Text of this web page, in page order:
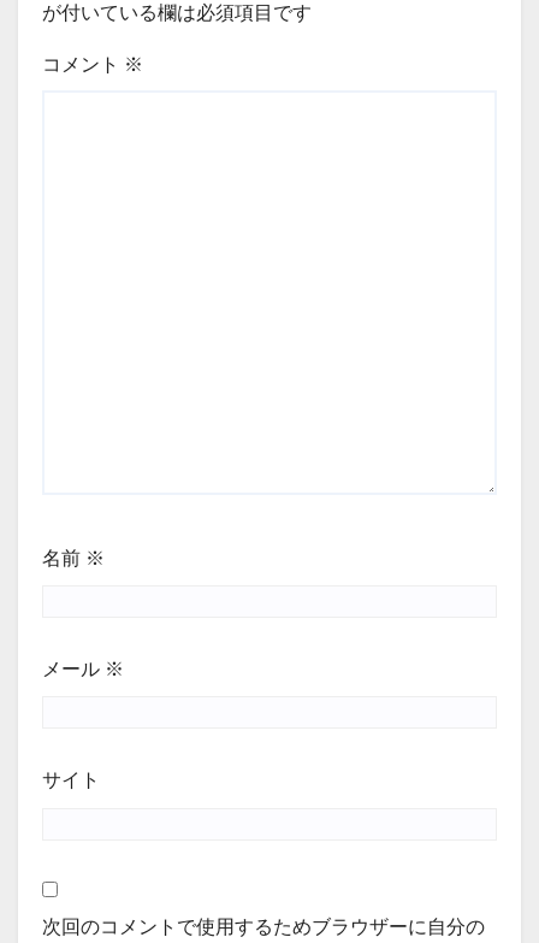
が付いている欄は必須項目です
コメント ※
名前 ※
メール ※
サイト
次回のコメントで使用するためブラウザーに自分の